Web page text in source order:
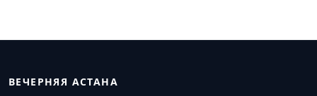
ВЕЧЕРНЯЯ АСТАНА